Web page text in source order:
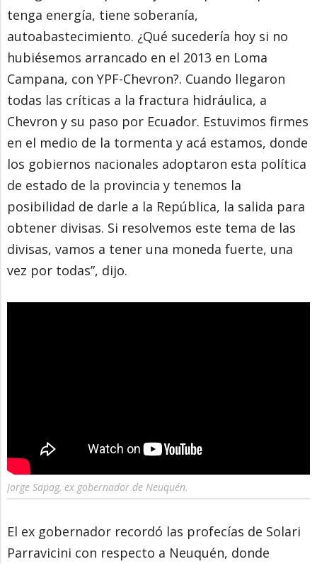
tenga energía, tiene soberanía,
autoabastecimiento. ¿Qué sucedería hoy si no
hubiésemos arrancado en el 2013 en Loma
Campana, con YPF-Chevron?. Cuando llegaron
todas las críticas a la fractura hidráulica, a
Chevron y su paso por Ecuador. Estuvimos firmes
en el medio de la tormenta y acá estamos, donde
los gobiernos nacionales adoptaron esta política
de estado de la provincia y tenemos la
posibilidad de darle a la República, la salida para
obtener divisas. Si resolvemos este tema de las
divisas, vamos a tener una moneda fuerte, una
vez por todas”, dijo.
Jorge Sapag, ex gobernador de Neuquén.
El ex gobernador recordó las profecías de Solari
Parravicini con respecto a Neuquén, donde